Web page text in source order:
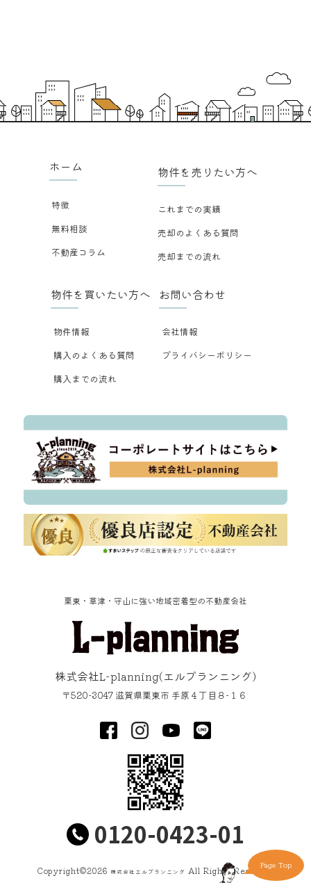
ホーム
特徴
無料相談
不動産コラム
物件を売りたい方へ
これまでの実績
売却のよくある質問
売却までの流れ
物件を買いたい方へ
物件情報
購入のよくある質問
購入までの流れ
お問い合わせ
会社情報
プライバシーポリシー
栗東・草津・守山に強い地域密着型の不動産会社
株式会社L-planning(エルプランニング)
〒520-3047 滋賀県栗東市 手原４丁目８−１６
0120-0423-01
Copyright©2026 株式会社エルプランニング All Rights Reserved
Page Top